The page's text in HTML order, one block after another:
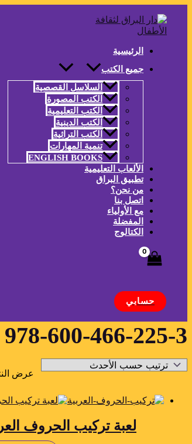
تخطي
المحتوى
الرئيسية
جميع الكتب
السلاسل القصصية
الكتب المصورة
الكتب التعليمية
الكتب الدينية
الكتب التراثية
تنمية المهارات
ENGLISH BOOKS
الألعاب التعليمية
تطبيق البراق
من نحن؟
اتصل بنا
مع الأولياء
المفضلة
الكتالوج
حسابي
978-600-466-225-3
عرض
لعبة تركيب الحروف